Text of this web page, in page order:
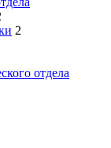
2
отдела